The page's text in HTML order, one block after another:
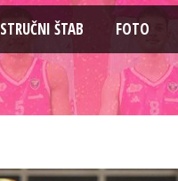
STRUČNI ŠTAB FOTO